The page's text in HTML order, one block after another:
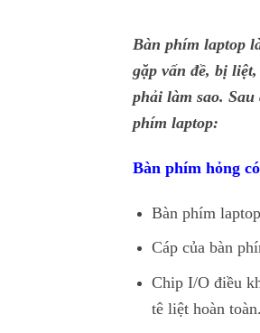
Bàn phím laptop
gặp vấn đề, bị
phải làm sao.
phím laptop:
Bàn phím hỏng
Bàn phím
Cáp của bàn
Chip I/O điều
tê liệt hoàn toàn.